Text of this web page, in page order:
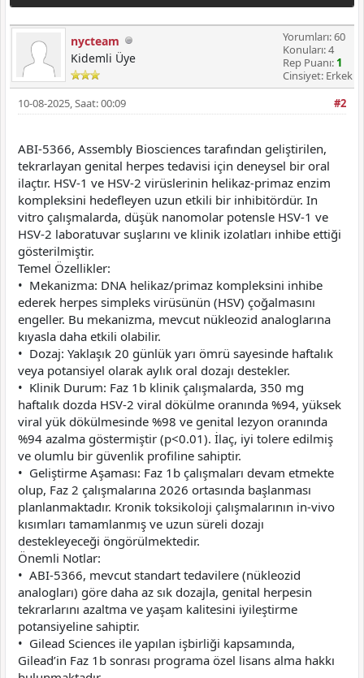
nycteam
Kidemli Üye
Yorumları: 60
Konuları: 4
Rep Puanı: 1
Cinsiyet: Erkek
#2
10-08-2025, Saat: 00:09
ABI-5366, Assembly Biosciences tarafından geliştirilen,
tekrarlayan genital herpes tedavisi için deneysel bir oral
ilaçtır. HSV-1 ve HSV-2 virüslerinin helikaz-primaz enzim
kompleksini hedefleyen uzun etkili bir inhibitördür. In
vitro çalışmalarda, düşük nanomolar potensle HSV-1 ve
HSV-2 laboratuvar suşlarını ve klinik izolatları inhibe ettiği
gösterilmiştir.
Temel Özellikler:
• Mekanizma: DNA helikaz/primaz kompleksini inhibe
ederek herpes simpleks virüsünün (HSV) çoğalmasını
engeller. Bu mekanizma, mevcut nükleozid analoglarına
kıyasla daha etkili olabilir.
• Dozaj: Yaklaşık 20 günlük yarı ömrü sayesinde haftalık
veya potansiyel olarak aylık oral dozajı destekler.
• Klinik Durum: Faz 1b klinik çalışmalarda, 350 mg
haftalık dozda HSV-2 viral dökülme oranında %94, yüksek
viral yük dökülmesinde %98 ve genital lezyon oranında
%94 azalma göstermiştir (p<0.01). İlaç, iyi tolere edilmiş
ve olumlu bir güvenlik profiline sahiptir.
• Geliştirme Aşaması: Faz 1b çalışmaları devam etmekte
olup, Faz 2 çalışmalarına 2026 ortasında başlanması
planlanmaktadır. Kronik toksikoloji çalışmalarının in-vivo
kısımları tamamlanmış ve uzun süreli dozajı
destekleyeceği öngörülmektedir.
Önemli Notlar:
• ABI-5366, mevcut standart tedavilere (nükleozid
analogları) göre daha az sık dozajla, genital herpesin
tekrarlarını azaltma ve yaşam kalitesini iyileştirme
potansiyeline sahiptir.
• Gilead Sciences ile yapılan işbirliği kapsamında,
Gilead’in Faz 1b sonrası programa özel lisans alma hakkı